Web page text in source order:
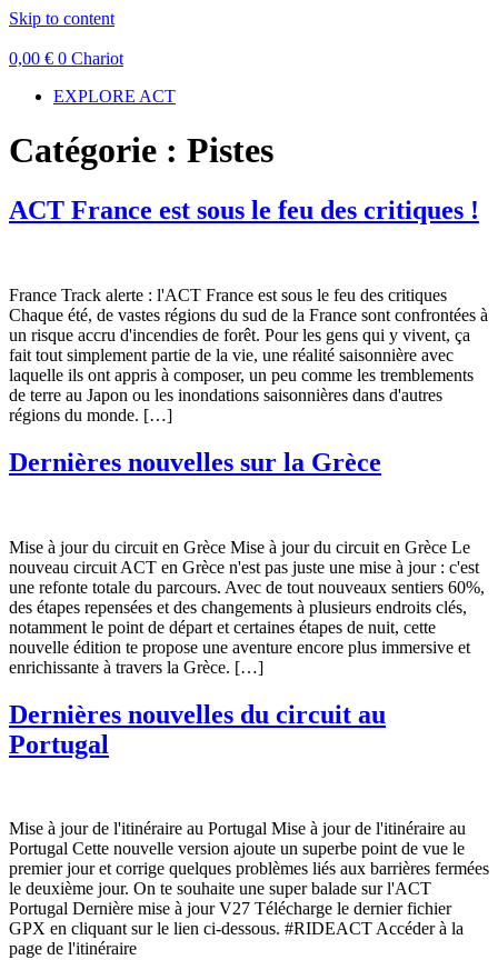
Skip to content
0,00 € 0 Chariot
EXPLORE ACT
Catégorie : Pistes
ACT France est sous le feu des critiques !
France Track alerte : l'ACT France est sous le feu des critiques
Chaque été, de vastes régions du sud de la France sont confrontées à
un risque accru d'incendies de forêt. Pour les gens qui y vivent, ça
fait tout simplement partie de la vie, une réalité saisonnière avec
laquelle ils ont appris à composer, un peu comme les tremblements
de terre au Japon ou les inondations saisonnières dans d'autres
régions du monde. […]
Dernières nouvelles sur la Grèce
Mise à jour du circuit en Grèce Mise à jour du circuit en Grèce Le
nouveau circuit ACT en Grèce n'est pas juste une mise à jour : c'est
une refonte totale du parcours. Avec de tout nouveaux sentiers 60%,
des étapes repensées et des changements à plusieurs endroits clés,
notamment le point de départ et certaines étapes de nuit, cette
nouvelle édition te propose une aventure encore plus immersive et
enrichissante à travers la Grèce. […]
Dernières nouvelles du circuit au
Portugal
Mise à jour de l'itinéraire au Portugal Mise à jour de l'itinéraire au
Portugal Cette nouvelle version ajoute un superbe point de vue le
premier jour et corrige quelques problèmes liés aux barrières fermées
le deuxième jour. On te souhaite une super balade sur l'ACT
Portugal Dernière mise à jour V27 Télécharge le dernier fichier
GPX en cliquant sur le lien ci-dessous. #RIDEACT Accéder à la
page de l'itinéraire